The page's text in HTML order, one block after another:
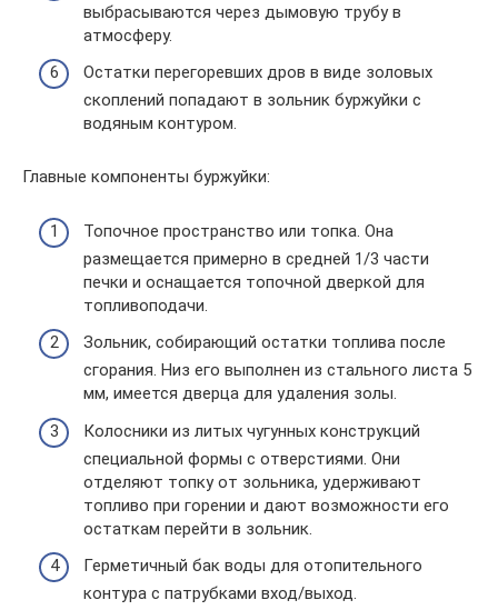
выбрасываются через дымовую трубу в
атмосферу.
Остатки перегоревших дров в виде золовых
скоплений попадают в зольник буржуйки с
водяным контуром.
Главные компоненты буржуйки:
Топочное пространство или топка. Она
размещается примерно в средней 1/3 части
печки и оснащается топочной дверкой для
топливоподачи.
Зольник, собирающий остатки топлива после
сгорания. Низ его выполнен из стального листа 5
мм, имеется дверца для удаления золы.
Колосники из литых чугунных конструкций
специальной формы с отверстиями. Они
отделяют топку от зольника, удерживают
топливо при горении и дают возможности его
остаткам перейти в зольник.
Герметичный бак воды для отопительного
контура с патрубками вход/выход.